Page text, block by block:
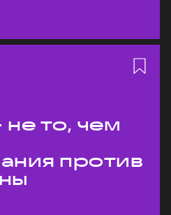
то, чем
против